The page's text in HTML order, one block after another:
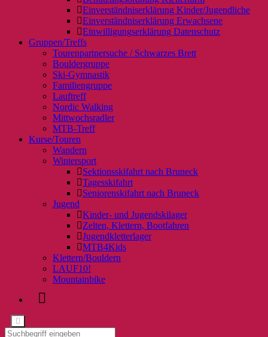
Einverständniserklärung Kinder/Jugendliche
Einverständniserklärung Erwachsene
Einwilligungserklärung Datenschutz
Gruppen/Treffs
Tourenpartnersuche / Schwarzes Brett
Bouldergruppe
Ski-Gymnastik
Familiengruppe
Lauftreff
Nordic Walking
Mittwochsradler
MTB-Treff
Kurse/Touren
Wandern
Wintersport
Sektionsskifahrt nach Bruneck
Tagesskifahrt
Seniorenskifahrt nach Bruneck
Jugend
Kinder- und Jugendskilager
Zelten, Klettern, Bootfahren
Jugendkletterlager
MTB4Kids
Klettern/Bouldern
LAUF10!
Mountainbike